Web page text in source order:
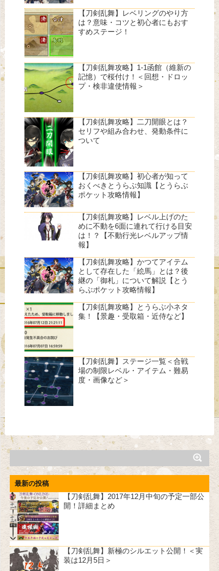
【刀剣乱舞】レベリングのやり方
は？意味・コツと初心者にもおす
すめステージ！
【刀剣乱舞攻略】1-1函館（維新の
記憶）で桜付け！＜回想・ドロッ
プ・検非違使情報＞
【刀剣乱舞攻略】二刀開眼とは？
セリフや組み合わせ、発動条件に
ついて
【刀剣乱舞攻略】初心者が知って
おくべきとうらぶ知識【とうらぶ
ポケット攻略情報】
【刀剣乱舞攻略】レベル上げのた
めに不動を6面に連れて行ける目安
は！？【不動行光レベルアップ情
報】
【刀剣乱舞攻略】かつてアイテム
として存在した「絵馬」とは？後
継の「御札」について解説【とう
らぶポケット攻略情報】
【刀剣乱舞攻略】とうらぶ小ネタ
集！【景趣・受取箱・近侍など】
【刀剣乱舞】ステージ一覧＜合戦
場の制限レベル・アイテム・難易
度・画像など＞
最新の投稿
【刀剣乱舞】2017年12月中旬の予定一部公
開！詳細まとめ
【刀剣乱舞】新極のシルエット公開！＜実
装は12月5日＞